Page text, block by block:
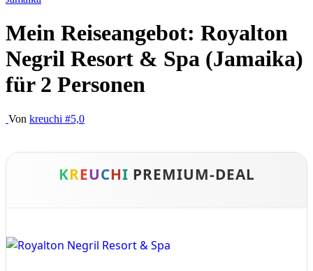
Mein Reiseangebot: Royalton
Negril Resort & Spa (Jamaika)
für 2 Personen
Von kreuchi #5,0
KREUCHI PREMIUM-DEAL